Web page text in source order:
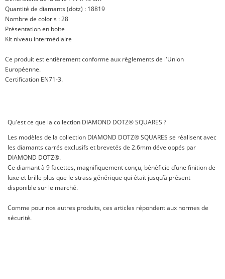
Quantité de diamants (dotz) : 18819
Nombre de coloris : 28
Présentation en boite
Kit niveau intermédiaire
Ce produit est entièrement conforme aux règlements de l'Union
Européenne.
Certification EN71-3.
Qu'est ce que la collection DIAMOND DOTZ® SQUARES ?
Les modèles de la collection DIAMOND DOTZ® SQUARES se réalisent avec
les diamants carrés exclusifs et brevetés de 2.6mm développés par
DIAMOND DOTZ®.
Ce diamant à 9 facettes, magnifiquement conçu, bénéficie d’une finition de
luxe et brille plus que le strass générique qui était jusqu’à présent
disponible sur le marché.
Comme pour nos autres produits, ces articles répondent aux normes de
sécurité.